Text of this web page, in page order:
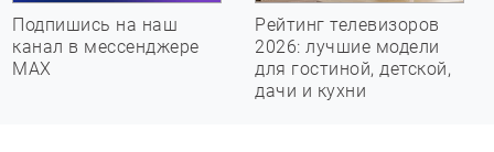
Подпишись на наш
канал в мессенджере
МАХ
Рейтинг телевизоров
2026: лучшие модели
для гостиной, детской,
дачи и кухни